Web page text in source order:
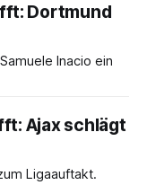
Dortmund
Inacio ein
Ajax schlägt
Ligaauftakt.